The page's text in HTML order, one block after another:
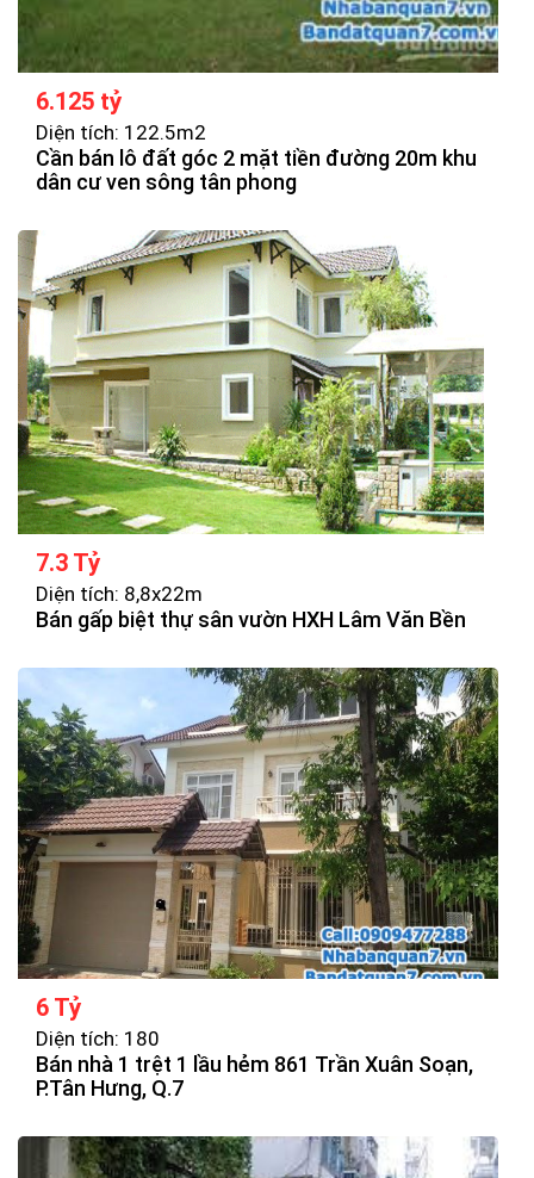
6.125 tỷ
Diện tích: 122.5m2
Cần bán lô đất góc 2 mặt tiền đường 20m khu
dân cư ven sông tân phong
7.3 Tỷ
Diện tích: 8,8x22m
Bán gấp biệt thự sân vườn HXH Lâm Văn Bền
6 Tỷ
Diện tích: 180
Bán nhà 1 trệt 1 lầu hẻm 861 Trần Xuân Soạn,
P.Tân Hưng, Q.7